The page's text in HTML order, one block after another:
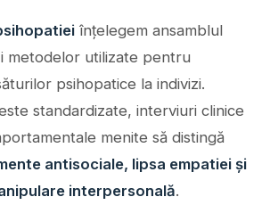
înțelegem ansamblul
metodelor utilizate pentru
psihopatice la indivizi.
standardizate, interviuri clinice
menite să distingă
antisociale, lipsa empatiei și
interpersonală.